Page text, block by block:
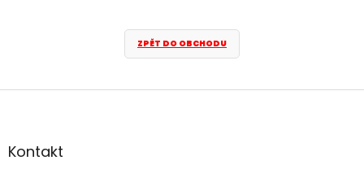
ZPĚT DO OBCHODU
Z
aKontakt